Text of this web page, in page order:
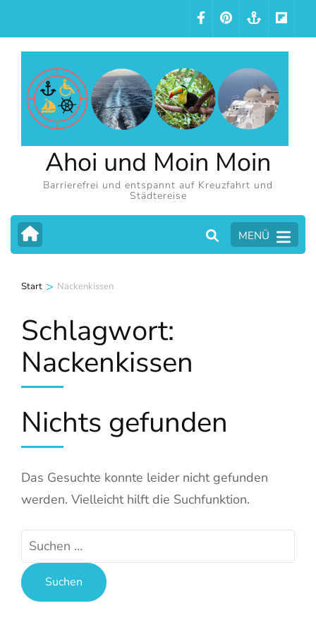
springen
(Eingabetaste
drücken)
Ahoi und Moin Moin
Barrierefrei und entspannt auf Kreuzfahrt und
Städtereise
MENÜ
Start > Nackenkissen
Schlagwort:
Nackenkissen
Nichts gefunden
Das Gesuchte konnte leider nicht gefunden
werden. Vielleicht hilft die Suchfunktion.
Suchen
nach: